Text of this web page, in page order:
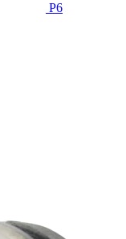
Р6